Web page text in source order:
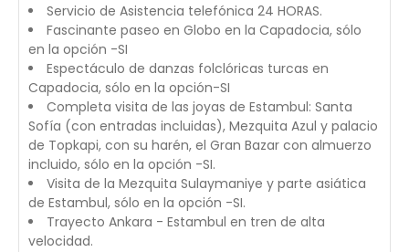
Servicio de Asistencia telefónica 24 HORAS.
Fascinante paseo en Globo en la Capadocia, sólo
en la opción -SI
Espectáculo de danzas folclóricas turcas en
Capadocia, sólo en la opción-SI
Completa visita de las joyas de Estambul: Santa
Sofía (con entradas incluidas), Mezquita Azul y palacio
de Topkapi, con su harén, el Gran Bazar con almuerzo
incluido, sólo en la opción -SI.
Visita de la Mezquita Sulaymaniye y parte asiática
de Estambul, sólo en la opción -SI.
Trayecto Ankara - Estambul en tren de alta
velocidad.